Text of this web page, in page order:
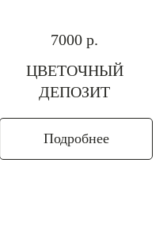
7000 р.
ЦВЕТОЧНЫЙ
ДЕПОЗИТ
Подробнее